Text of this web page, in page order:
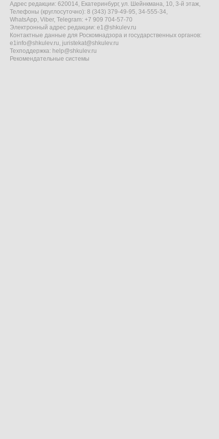
Адрес редакции: 620014, Екатеринбург, ул. Шейнкмана, 10, 3-й этаж,
Телефоны (круглосуточно): 8 (343) 379-49-95, 34-555-34,
WhatsApp, Viber, Telegram: +7 909 704-57-70
Электронный адрес редакции: e1@shkulev.ru
Контактные данные для Роскомнадзора и государственных органов:
e1info@shkulev.ru, juristekat@shkulev.ru
Техподдержка: help@shkulev.ru
Рекомендательные системы